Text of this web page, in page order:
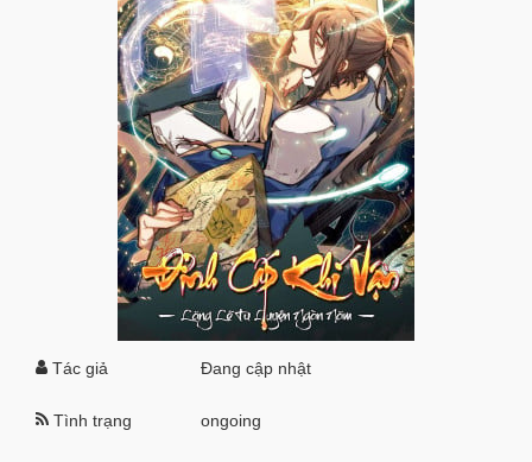
Tác giả Đang cập nhật
Tình trạng ongoing